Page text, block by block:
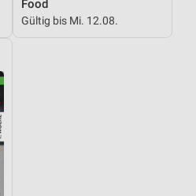
Food
Gültig bis Mi. 12.08.